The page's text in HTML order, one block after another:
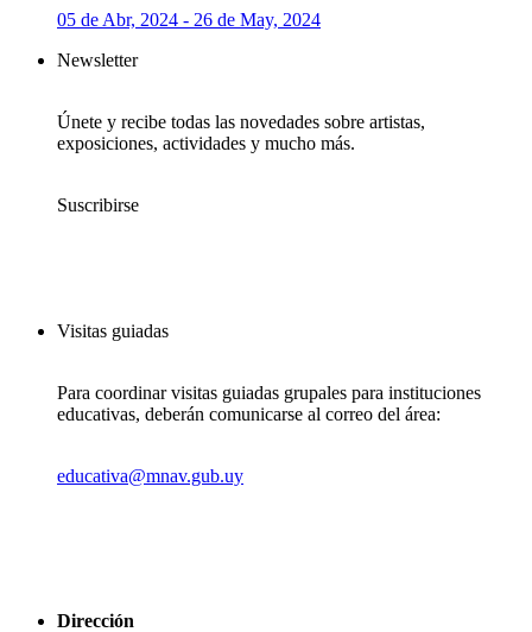
05 de Abr, 2024 - 26 de May, 2024
Newsletter
Únete y recibe todas las novedades sobre artistas,
exposiciones, actividades y mucho más.
Suscribirse
Visitas guiadas
Para coordinar visitas guiadas grupales para instituciones
educativas, deberán comunicarse al correo del área:
educativa@mnav.gub.uy
Dirección